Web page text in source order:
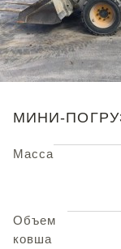
МИНИ-
Масса
Объем
ковша